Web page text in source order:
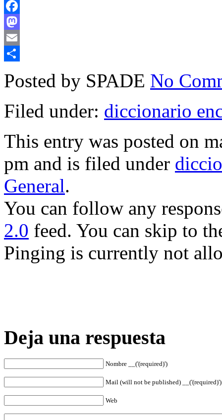
Facebook
Mastodon
Email
Posted by SPADE No
Filed under: diccionario
This entry was posted on
pm and is filed under
General.
You can follow any
2.0 feed. You can skip to
Pinging is currently not
Deja una respuesta
Nombre __('(required)')
Mail (will not be published) __('(required)')
Web